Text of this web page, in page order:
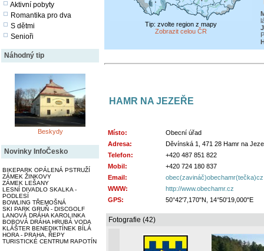
Aktivní pobyty
Romantika pro dva
S dětmi
Senioři
Náhodný tip
Beskydy
Novinky InfoČesko
BIKEPARK OPÁLENÁ PSTRUŽÍ
ZÁMEK ŽINKOVY
ZÁMEK LEŠANY
LESNÍ DIVADLO SKALKA -
PODLESÍ
BOWLING TŘEMOŠNÁ
SKI PARK GRUŇ - DISCGOLF
LANOVÁ DRÁHA KAROLINKA
BOBOVÁ DRÁHA HRUBÁ VODA
KLÁŠTER BENEDIKTÍNEK BÍLÁ
HORA - PRAHA, ŘEPY
TURISTICKÉ CENTRUM RAPOTÍN
Tip: zvolte region z mapy
Zobrazit celou ČR
HAMR NA JEZEŘE
Místo:
Obecní úřad
Adresa:
Děvínská 1, 471 28 Hamr na
Telefon:
+420 487 851 822
Mobil:
+420 724 180 837
Email:
obec(zavináč)obechamr(tečka)cz
WWW:
http://www.obechamr.cz
GPS:
50°42'7,170"N, 14°50'19,000"E
Fotografie (42)